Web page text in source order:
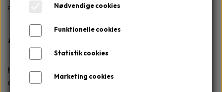
FORSIDE
WEBSHOP
MÆRKER
ANSIGTSPLEJE
OM
OM KLINIKKEN
KONTAKT
Forside Mærker Osmosis Skincare
A-vitamin Serum
Har du fået at vide, at du skal bruge A-vitamin i din
daglige hudplejerutine, men ved ikke hvor du skal
Nødvendige cookies
Funktionelle cookies
Statistik cookies
Marketing cookies